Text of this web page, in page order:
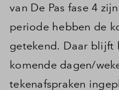
van De Pas fase 4
periode hebben de
getekend. Daar blijft
komende dagen/
tekenafspraken